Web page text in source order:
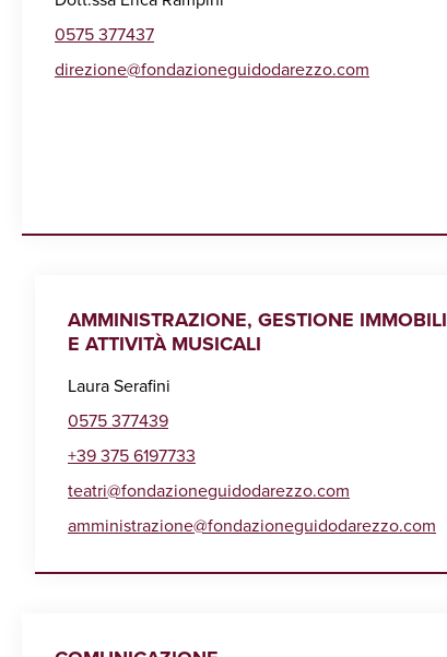
0575 377437
direzione@fondazioneguidodarezzo.com
AMMINISTRAZIONE, GESTIONE IMMOBILI
E ATTIVITÀ MUSICALI
Laura Serafini
0575 377439
+39 375 6197733
teatri@fondazioneguidodarezzo.com
amministrazione@fondazioneguidodarezzo.com